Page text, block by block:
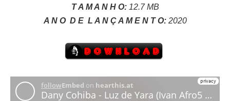
T A M A N H O:12.7 MB
A N O D E L A N Ç A M E N T O:2020